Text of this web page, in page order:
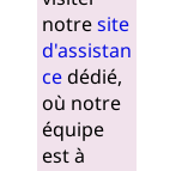
notresite
d'assistan
cedédié,
où notre
équipe
est à